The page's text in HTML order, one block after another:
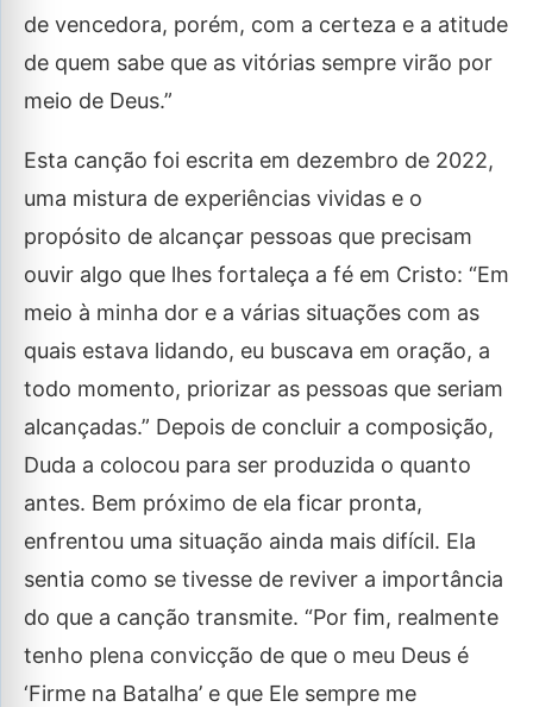
de vencedora, porém, com a certeza e a atitude
de quem sabe que as vitórias sempre virão por
meio de Deus.”
Esta canção foi escrita em dezembro de 2022,
uma mistura de experiências vividas e o
propósito de alcançar pessoas que precisam
ouvir algo que lhes fortaleça a fé em Cristo: “Em
meio à minha dor e a várias situações com as
quais estava lidando, eu buscava em oração, a
todo momento, priorizar as pessoas que seriam
alcançadas.” Depois de concluir a composição,
Duda a colocou para ser produzida o quanto
antes. Bem próximo de ela ficar pronta,
enfrentou uma situação ainda mais difícil. Ela
sentia como se tivesse de reviver a importância
do que a canção transmite. “Por fim, realmente
tenho plena convicção de que o meu Deus é
‘Firme na Batalha’ e que Ele sempre me